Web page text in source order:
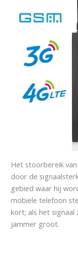
Het stoorbereik
door de
gebied waar hij
mobiele telefoon
kort; als het signaal
jammer groot.